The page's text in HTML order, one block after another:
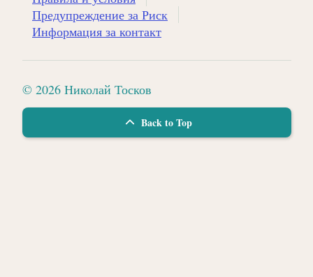
Предупреждение за Риск
Информация за контакт
© 2026 Николай Тосков
Back to Top